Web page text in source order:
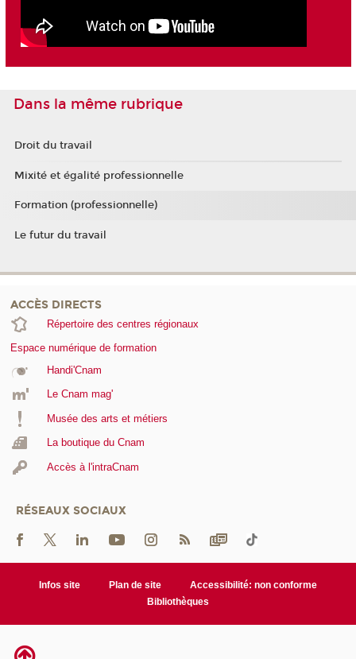
Dans la même rubrique
Droit du travail
Mixité et égalité professionnelle
Formation (professionnelle)
Le futur du travail
ACCÈS DIRECTS
Répertoire des centres régionaux
Espace numérique de formation
Handi'Cnam
Le Cnam mag'
Musée des arts et métiers
La boutique du Cnam
Accès à l'intraCnam
RÉSEAUX SOCIAUX
Infos site Plan de site
Accessibilité: non conforme
Bibliothèques